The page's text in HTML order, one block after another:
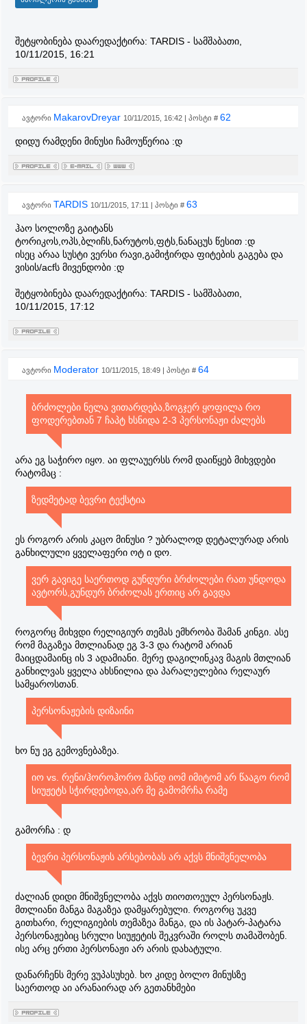
შეტყობინება დაარედაქტირა: TARDIS - სამშაბათი,
10/11/2015, 16:21
ავტორი MakarovDreyar 10/11/2015, 16:42 | პოსტი # 62
დიდუ რამდენი მინუსი ჩამოუწერია :დ
ავტორი TARDIS 10/11/2015, 17:11 | პოსტი # 63
ჰაო სოლოზე გაიტანს
ტორიკოს,ოპს,ბლიჩს,ნარუტოს,ფტს,ნანაცუს წესით :დ
ისეც არაა სუსტი ვერსი რავი,გამიჭირდა ფიტების გაგება და
ვისის/acfს მივენდობი :დ
შეტყობინება დაარედაქტირა: TARDIS - სამშაბათი,
10/11/2015, 17:12
ავტორი Moderator 10/11/2015, 18:49 | პოსტი # 64
ბრძოლები ნელა ვითარდება,ზოგჯერ ყოფილა რო
ფოდერებთან 7 ჩაპტ ხსნიდა 2-3 პერსონაჟი ძალებს
არა ეგ საჭირო იყო. აი ფლაუერსს რომ დაიწყებ მიხვდები
რატომაც :
ზედმეტად ბევრი ტექსტია
ეს როგორ არის კაცო მინუსი ? უბრალოდ დეტალურად არის
განხილული ყველაფერი ოტ ი დო.
ვერ გავიგე საერთოდ გუნდური ბრძოლები რათ უნდოდა
ავტორს,გუნდურ ბრძოლას ერთიც არ გავდა
როგორც მიხვდი რელიგიურ თემას ემხრობა შამან კინგი. ასე
რომ მაგაზეა მთლიანად ეგ 3-3 და რატომ არიან
მაიცდამაინც ის 3 ადამიანი. მერე დაგილინკავ მაგის მთლიან
განხილვას ყველა ახსნილია და პარალელებია რელაურ
სამყაროსთან.
პერსონაჟების დიზაინი
ხო ნუ ეგ გემოვნებაზეა.
იო vs. რენი/ჰოროჰორო მანდ იომ იმიტომ არ წააგო რომ
სიუჟეტს სჭირდებოდა,არ მე გამომრჩა რამე
გამორჩა : დ
ბევრი პერსონაჟის არსებობას არ აქვს მნიშვნელობა
ძალიან დიდი მნიშვნელობა აქვს თიოთოეულ პერსონაჟს.
მთლიანი მანგა მაგაზეა დამყარებული. როგორც უკვე
გითხარი, რელიგიების თემაზეა მანგა, და ის პატარ-პატარა
პერსონაჟებიც სრული სიუჟეტის შეკვრაში როლს თამაშობენ.
ისე არც ერთი პერსონაჟი არ არის დახატული.
დანარჩენს მერე ვუპასუხებ. ხო კიდე ბოლო მინუსზე
საერთოდ აი არანაირად არ გეთანხმები